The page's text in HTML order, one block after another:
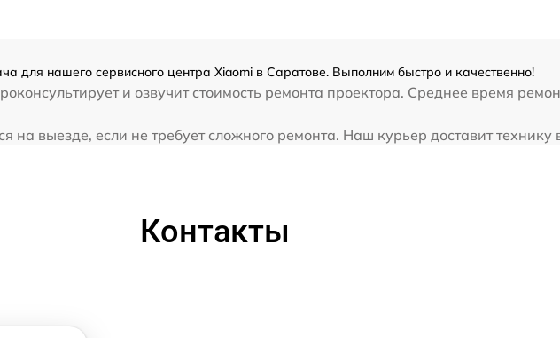
для нашего сервисного центра Xiaomi в Саратове. Выполним быстро и качественно!
и озвучит стоимость ремонта проектора. Среднее время
на выезде, если не требует сложного ремонта. Наш курьер доставит технику
Контакты